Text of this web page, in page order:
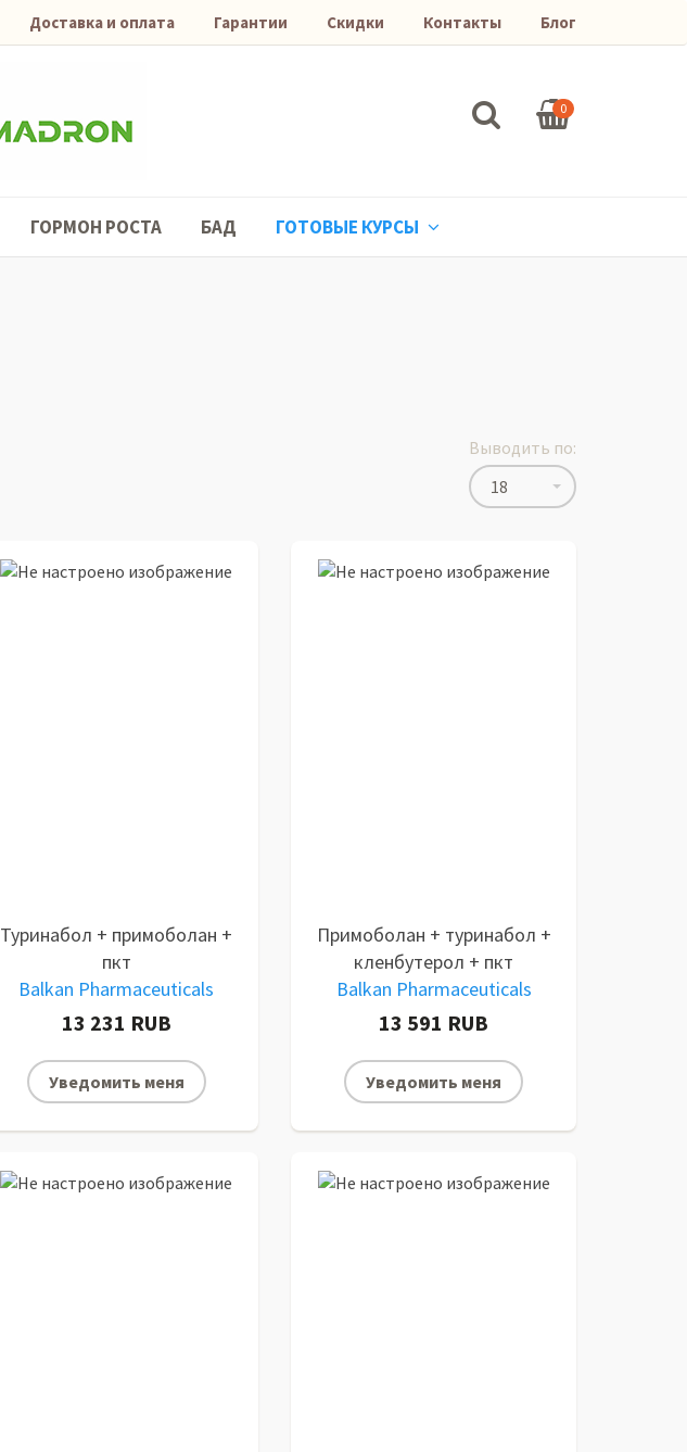
Доставка и оплата Гарантии Скидки Контакты Блог
0
ГОРМОН РОСТА БАД ГОТОВЫЕ КУРСЫ
Выводить по:
18
Туринабол + примоболан +
пкт
Balkan Pharmaceuticals
13 231 RUB
Уведомить меня
Примоболан + туринабол +
кленбутерол + пкт
Balkan Pharmaceuticals
13 591 RUB
Уведомить меня